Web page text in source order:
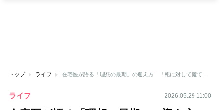
トップ ライフ
ライフ 2026.05.29 11:00